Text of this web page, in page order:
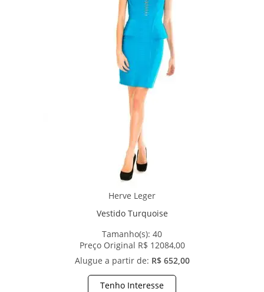
Herve Leger
Vestido Turquoise
Tamanho(s): 40
Preço Original R$ 12084,00
Alugue a partir de: R$ 652,00
Tenho Interesse